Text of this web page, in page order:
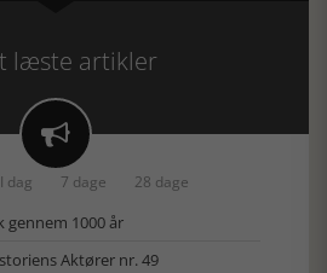
læste artikler

I dag 7 dage 28 dage
1000 år
Aktører nr. 49